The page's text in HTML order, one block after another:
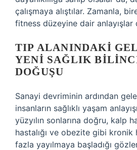
çalışmaya alıştılar. Zamanla,
fitness düzeyine dair anlayışlar
TIP ALANINDAKI
YENI SAĞLIK
DOĞUŞU
Sanayi devriminin ardından
insanların sağlıklı yaşam
yüzyılın sonlarına doğru, kalp
hastalığı ve obezite gibi kronik
fazla yayılmaya başladığı